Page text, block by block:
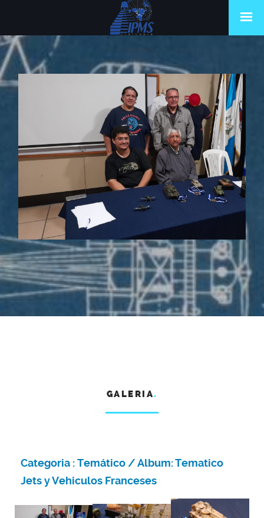
GALERIA.
Categoria :Temático / Album:Tematico
Jets y Vehiculos Franceses